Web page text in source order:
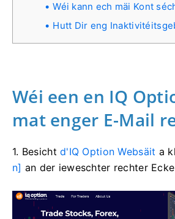
Wéi kann ech mäi Kont
Hutt Dir eng
Wéi een en IQ
mat enger E-Mail
1. Besichtd'IQ Option Websäit a
n] an der ieweschter rechter